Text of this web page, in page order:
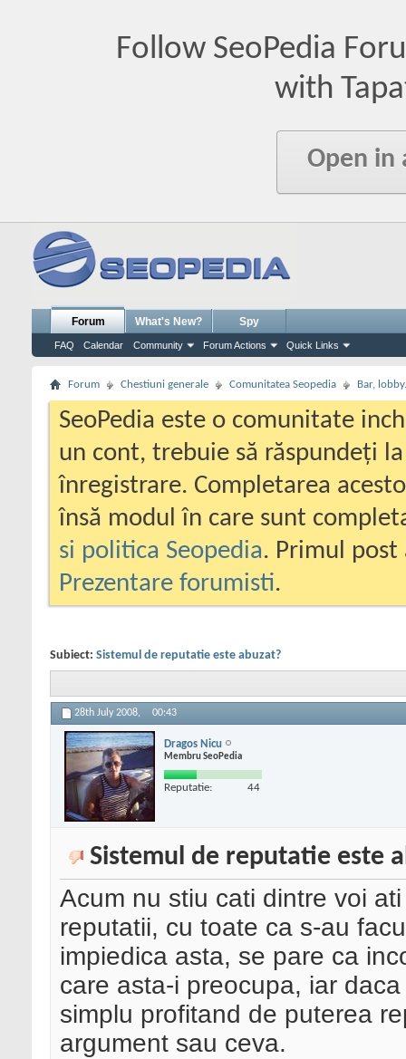
Follow SeoPedia
with
Open in
Forum
FAQ Calendar Community Forum Actions Quick Links
What's New? Spy
Forum Chestiuni generale Comunitatea Seopedia Bar,
SeoPedia este o comunitate
un cont, trebuie să răspundeți
înregistrare. Completarea
însă modul în care sunt
si politica Seopedia. Primul
Prezentare forumisti.
Subiect: Sistemul de reputatie este abuzat?
28th July 2008, 00:43
Dragos Nicu
Membru SeoPedia
Reputatie: 44
Sistemul de reputatie este
Acum nu stiu cati dintre voi
reputatii, cu toate ca s-au
impiedica asta, se pare ca
care asta-i preocupa, iar
simplu profitand de puterea
argument sau ceva.